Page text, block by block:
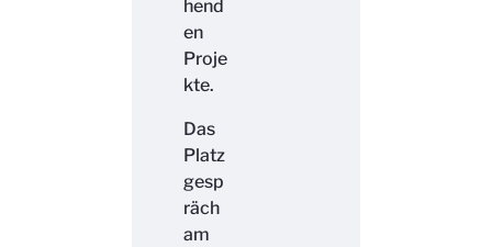
hend
en
Proje
kte.
Das
Platz
gesp
räch
am